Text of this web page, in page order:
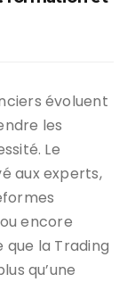
évoluent
les
Le
aux experts,
encore
que la Trading
qu’une